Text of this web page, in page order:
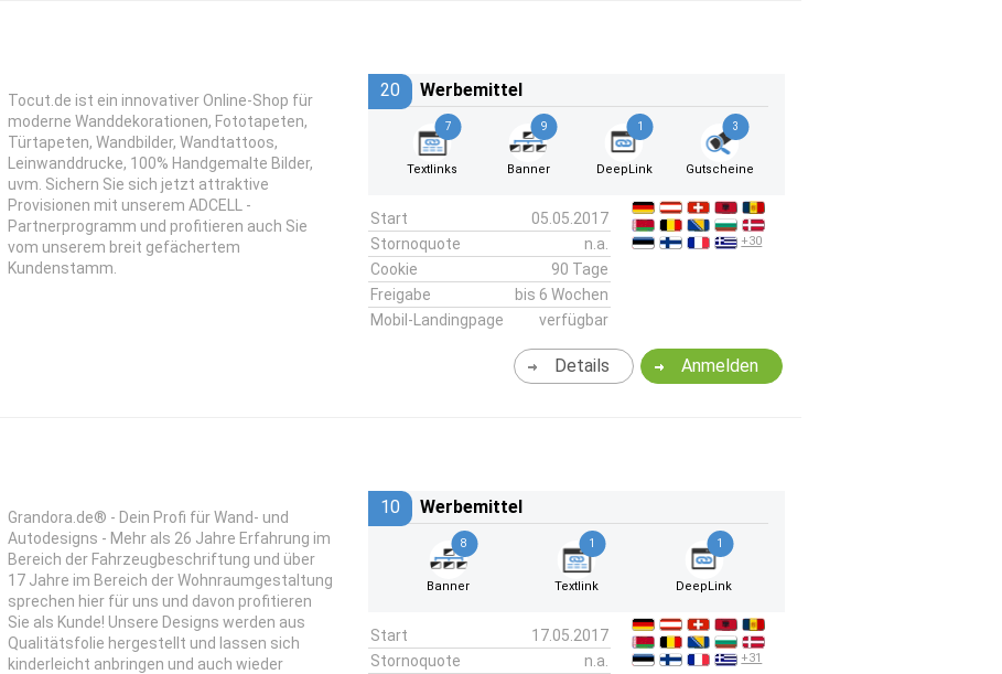
Tocut.de ist ein innovativer Online-Shop für
moderne Wanddekorationen, Fototapeten,
Türtapeten, Wandbilder, Wandtattoos,
Leinwanddrucke, 100% Handgemalte Bilder,
uvm. Sichern Sie sich jetzt attraktive
Provisionen mit unserem ADCELL -
Partnerprogramm und profitieren auch Sie
vom unserem breit gefächertem
Kundenstamm.
20 Werbemittel
7
Textlinks
9
Banner
1
DeepLink
3
Gutscheine
Start
05.05.2017
Stornoquote
n.a.
Cookie
90 Tage
Freigabe
bis 6 Wochen
Mobil-Landingpage
verfügbar
+30
Anmelden
Details
Grandora.de® - Dein Profi für Wand- und
Autodesigns - Mehr als 26 Jahre Erfahrung im
Bereich der Fahrzeugbeschriftung und über
17 Jahre im Bereich der Wohnraumgestaltung
sprechen hier für uns und davon profitieren
Sie als Kunde! Unsere Designs werden aus
Qualitätsfolie hergestellt und lassen sich
kinderleicht anbringen und auch wieder
10 Werbemittel
8
Banner
1
Textlink
1
DeepLink
Start
17.05.2017
Stornoquote
n.a.
+31